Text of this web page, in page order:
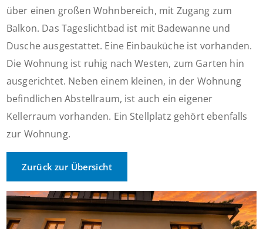
über einen großen Wohnbereich, mit Zugang zum
Balkon. Das Tageslichtbad ist mit Badewanne und
Dusche ausgestattet. Eine Einbauküche ist vorhanden.
Die Wohnung ist ruhig nach Westen, zum Garten hin
ausgerichtet. Neben einem kleinen, in der Wohnung
befindlichen Abstellraum, ist auch ein eigener
Kellerraum vorhanden. Ein Stellplatz gehört ebenfalls
zur Wohnung.
Zurück zur Übersicht